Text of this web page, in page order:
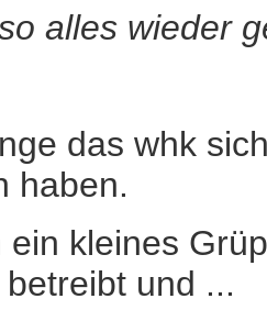
alles wieder
das whk
haben.
ein kleines
und ...